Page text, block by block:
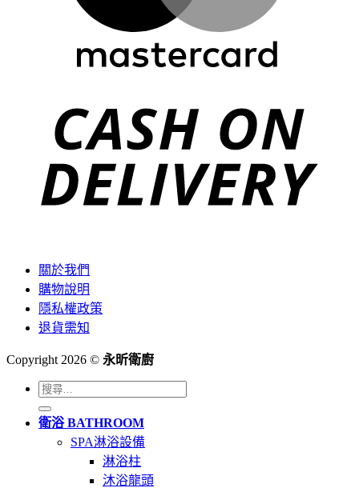
關於我們
購物說明
隱私權政策
退貨需知
Copyright 2026 © 永昕衛廚
搜
尋
關
衛浴 BATHROOM
SPA淋浴設備
淋浴柱
沐浴龍頭